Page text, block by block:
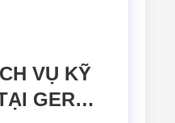
VỤ KỸ
GERA